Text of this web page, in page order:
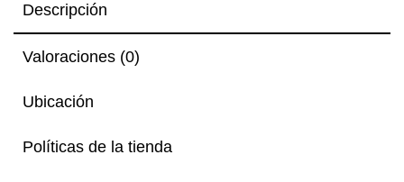
Descripción
Valoraciones (0)
Ubicación
Políticas de la tienda